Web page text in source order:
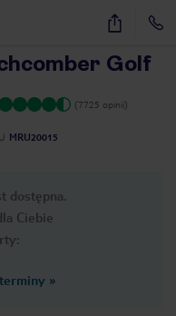
24
Golf
(7725 opinii)
MRU20015
dostępna.
Ciebie
»